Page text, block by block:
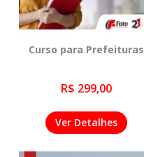
Curso para Prefeituras
R$ 299,00
Ver Detalhes